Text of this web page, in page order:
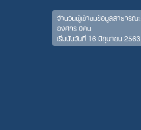
จำนวนผู้เข้าชมข้อมูลสาธารณะ
องค์กร 0คน
เริ่มนับวันที่ 16 มิถุนายน 2563